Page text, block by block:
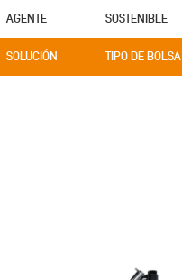
AGENTE SOSTENIBLE
SOLUCIÓN TIPO DE BOLSA